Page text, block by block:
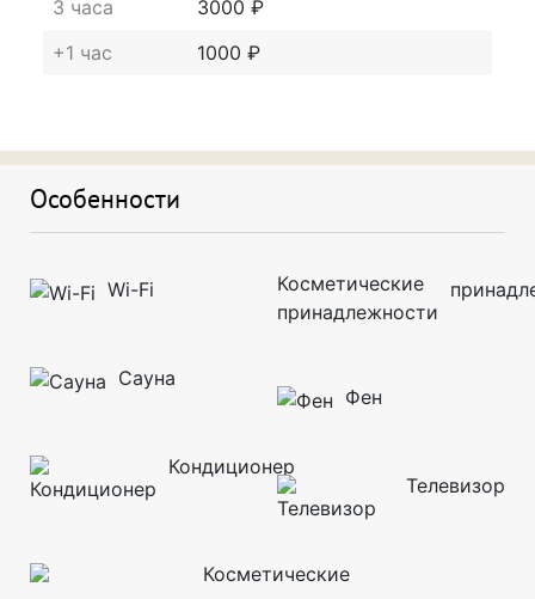
Подходит для свидания
Подходит для поспать и отдохнуть
3 часа
3000 ₽
+1 час
1000 ₽
Особенности
Wi-Fi
Сауна
Кондиционер
Косметические
Фен
Телевизор